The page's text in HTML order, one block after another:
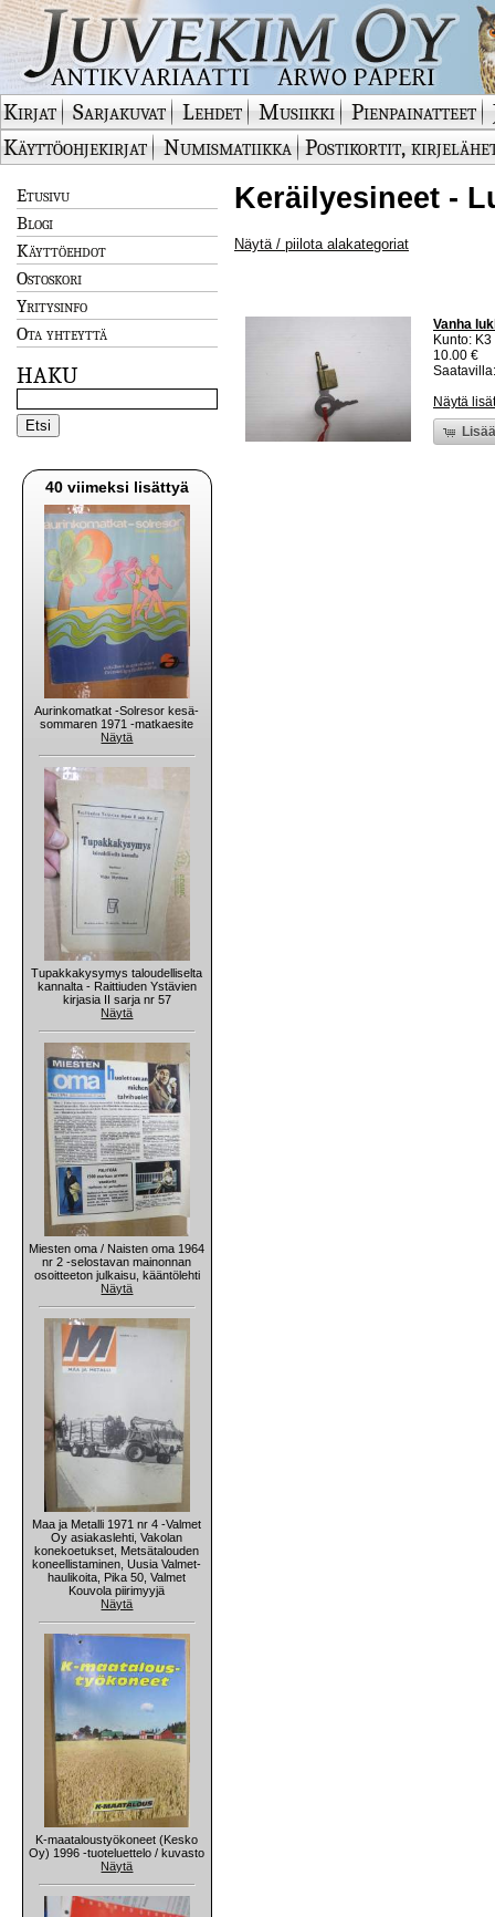
Kirjat Sarjakuvat Lehdet Musiikki Pienpainatteet
Käyttöohjekirjat
Numismatiikka Postikortit,
Etusivu
Blogi
Käyttöehdot
Ostoskori
Yritysinfo
Ota yhteyttä
HAKU
40 viimeksi lisättyä
Aurinkomatkat -Solresor kesä-
sommaren 1971 -matkaesite
Näytä
Tupakkakysymys taloudelliselta
kannalta - Raittiuden Ystävien
kirjasia II sarja nr 57
Näytä
Miesten oma / Naisten oma 1964
nr 2 -selostavan mainonnan
osoitteeton julkaisu, kääntölehti
Näytä
Maa ja Metalli 1971 nr 4 -Valmet
Oy asiakaslehti, Vakolan
konekoetukset, Metsätalouden
koneellistaminen, Uusia Valmet-
haulikoita, Pika 50, Valmet
Kouvola piirimyyjä
Näytä
K-maataloustyökoneet (Kesko
Oy) 1996 -tuoteluettelo / kuvasto
Näytä
Keräilyesineet -
Näytä / piilota alakategoriat
Vanha
Kunto:
10.00 €
Näytä